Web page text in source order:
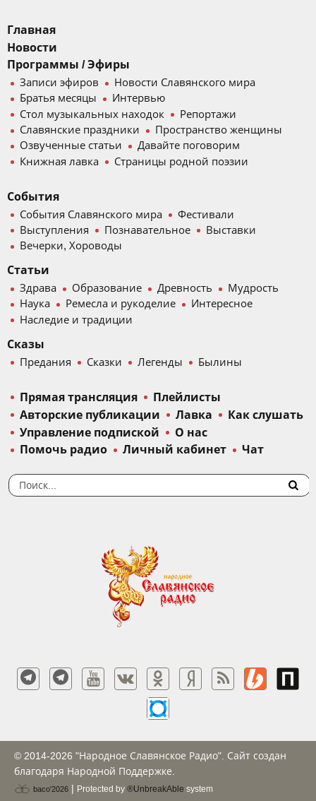
Главная
Новости
Программы / Эфиры
Записи эфиров
Новости Славянского мира
Братья месяцы
Интервью
Стол музыкальных находок
Репортажи
Славянские праздники
Пространство женщины
Озвученные статьи
Давайте поговорим
Книжная лавка
Страницы родной поэзии
События
События Славянского мира
Фестивали
Выступления
Познавательное
Выставки
Вечерки, Хороводы
Статьи
Здрава Образование Древность
Мудрость
Наука
Ремесла и рукоделие
Интересное
Наследие и традиции
Сказы
Предания Сказки Легенды Былины
Прямая трансляция
Плейлисты
Авторские публикации
Лавка
Как слушать
Управление подпиской
О нас
Помочь радио
Личный кабинет Чат
© 2014-2026 "Народное Славянское Радио". Сайт создан
благодаря Народной Поддержке.
baco'2026 | Protected by ®UnbreakAble system